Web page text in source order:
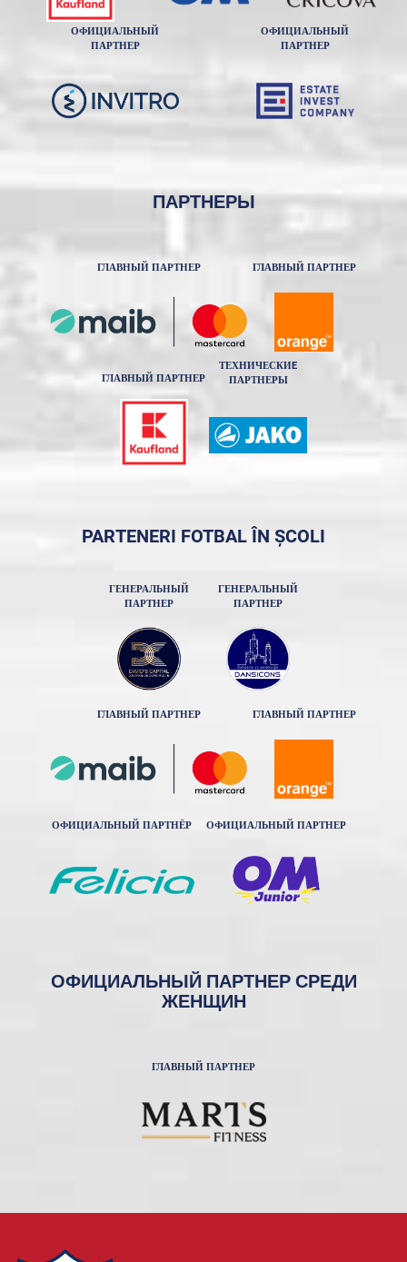
ОФИЦИАЛЬНЫЙ
ПАРТНЕР
ОФИЦИАЛЬНЫЙ
ПАРТНЕР
ПАРТНЕРЫ
ГЛАВНЫЙ ПАРТНЕР ГЛАВНЫЙ ПАРТНЕР
ГЛАВНЫЙ ПАРТНЕР
ТЕХНИЧЕСКИE
ПАРТНЕРЫ
PARTENERI FOTBAL ÎN ȘCOLI
ГЕНЕРАЛЬНЫЙ
ПАРТНЕР
ГЕНЕРАЛЬНЫЙ
ПАРТНЕР
ГЛАВНЫЙ ПАРТНЕР ГЛАВНЫЙ ПАРТНЕР
ОФИЦИАЛЬНЫЙ ПАРТНЁР ОФИЦИАЛЬНЫЙ ПАРТНЕР
ОФИЦИАЛЬНЫЙ ПАРТНЕР СРЕДИ
ЖЕНЩИН
ГЛАВНЫЙ ПАРТНЕР